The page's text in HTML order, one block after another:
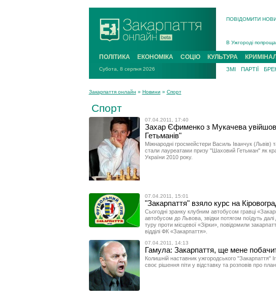
ПОВІДОМИТИ
В Ужгороді
В Ужгороді 5
Підтвердили
На війні з рф поліг
ПОЛІТИКА ЕКОНОМІКА СОЦІО КУЛЬТУРА КРИМІНАЛ
Субота, 8 серпня 2026 ЗМІ ПАРТІЇ
Закарпаття онлайн » Новини » Спорт
Спорт
07.04.2011, 17:40
Захар Єфименко з Мукачева
Гетьманів"
Міжнародні гросмейстери Василь Іванчук (Львів)
стали лауреатами призу "Шаховий Гетьман" як
України 2010 року.
07.04.2011, 15:01
"Закарпаття" взяло курс на
Сьогодні зранку клубним автобусом гравці
автобусом до Львова, звідки потягом поїдуть
туру проти місцевої «Зірки», повідомили
відділі ФК «Закарпаття».
07.04.2011, 14:13
Гамула: Закарпаття, ще мене
Колишній наставник ужгородського "Закарпаття"
своє рішення піти у відставку та розповів про